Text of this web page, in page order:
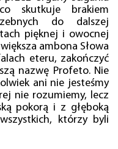
skutkuje brakiem
do dalszej
pięknej i owocnej
ambona Słowa
eteru, zakończyć
nazwę Profeto. Nie
ani nie jesteśmy
nie rozumiemy, lecz
pokorą i z głęboką
którzy byli